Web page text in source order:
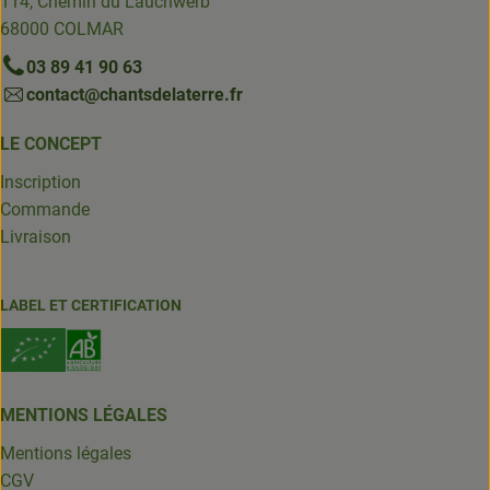
68000 COLMAR
03 89 41 90 63
contact@chantsdelaterre.fr
LE CONCEPT
Inscription
Commande
Livraison
LABEL ET CERTIFICATION
MENTIONS LÉGALES
Mentions légales
CGV